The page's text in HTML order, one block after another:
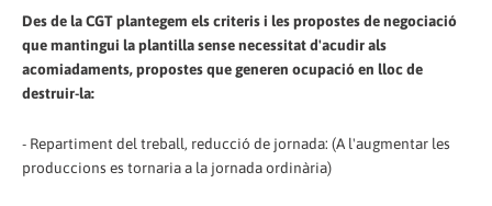
Des de la CGT plantegem els criteris i les propostes de negociació
que mantingui la plantilla sense necessitat d'acudir als
acomiadaments, propostes que generen ocupació en lloc de
destruir-la:
- Repartiment del treball, reducció de jornada: (A l'augmentar les
produccions es tornaria a la jornada ordinària)